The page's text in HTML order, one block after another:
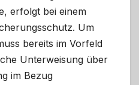
erfolgt bei einem
Um
bereits im Vorfeld
Unterweisung über
im Bezug